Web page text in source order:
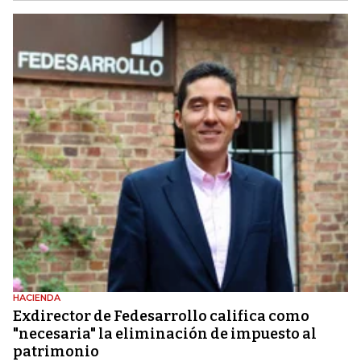
HACIENDA
Exdirector de Fedesarrollo califica como
"necesaria" la eliminación de impuesto al
patrimonio